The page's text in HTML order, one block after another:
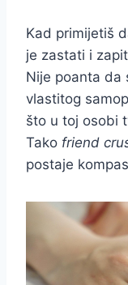
Kad primijetiš
je zastati i
Nije poanta da
vlastitog
što u toj osobi
Tako friend
postaje